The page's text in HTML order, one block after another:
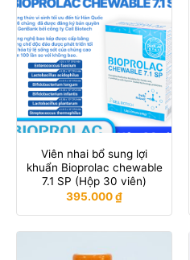
Viên nhai bổ sung lợi
khuẩn Bioprolac chewable
7.1 SP (Hộp 30 viên)
395.000₫